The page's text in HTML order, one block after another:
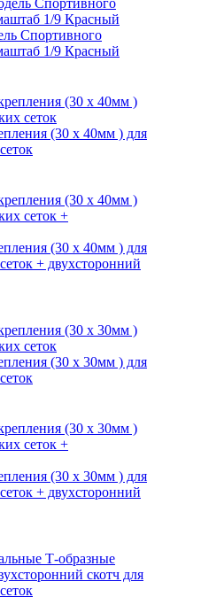
Спортивного
1/9 Красный
(30 х 40мм ) для
(30 х 40мм ) для
+ двухсторонний
(30 х 30мм ) для
(30 х 30мм ) для
+ двухсторонний